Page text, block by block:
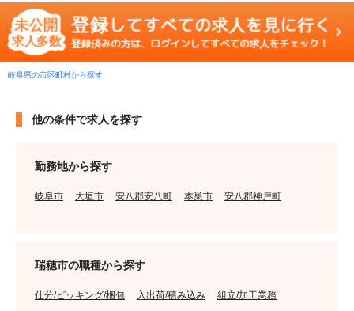
岐阜県の市区町村から探す
他の条件で求人を探す
勤務地から探す
岐阜市 大垣市 安八郡安八町 本巣市 安八郡神戸町
瑞穂市の職種から探す
仕分/ピッキング/梱包 入出荷/積み込み 組立/加工業務